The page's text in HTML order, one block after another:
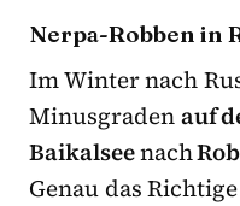
Nerpa-Robben in
Im Winter nach
Minusgradenauf
Baikalseenach
Genau das